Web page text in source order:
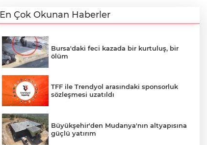
En Çok Okunan Haberler
Bursa'daki feci kazada bir kurtuluş, bir
ölüm
TFF ile Trendyol arasındaki sponsorluk
sözleşmesi uzatıldı
Büyükşehir'den Mudanya'nın altyapısına
güçlü yatırım